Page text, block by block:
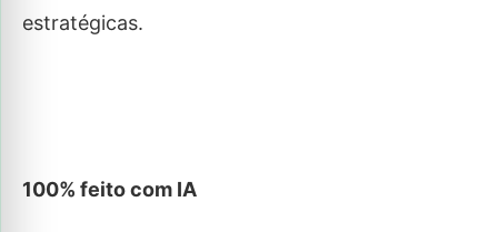
estratégicas.
100% feito com IA